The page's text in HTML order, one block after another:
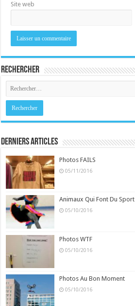
Site web
Rechercher
Derniers Articles
Photos FAILS
05/11/2016
Animaux Qui Font Du Sport
05/10/2016
Photos WTF
05/10/2016
Photos Au Bon Moment
05/10/2016